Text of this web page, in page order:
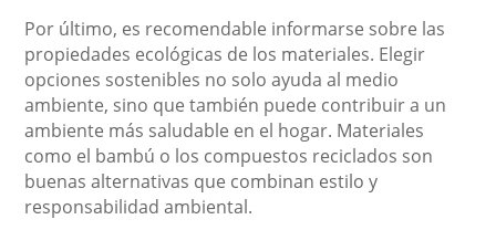
Por último, es recomendable informarse sobre las
propiedades ecológicas de los materiales. Elegir
opciones sostenibles no solo ayuda al medio
ambiente, sino que también puede contribuir a un
ambiente más saludable en el hogar. Materiales
como el bambú o los compuestos reciclados son
buenas alternativas que combinan estilo y
responsabilidad ambiental.